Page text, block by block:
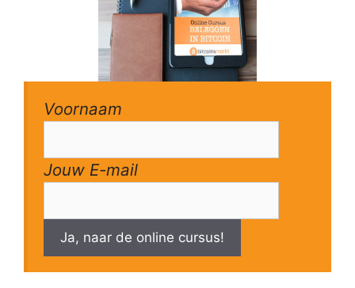
Voornaam
Jouw E-mail
Ja, naar de online cursus!